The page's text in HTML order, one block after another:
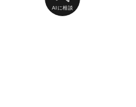
AIに相談